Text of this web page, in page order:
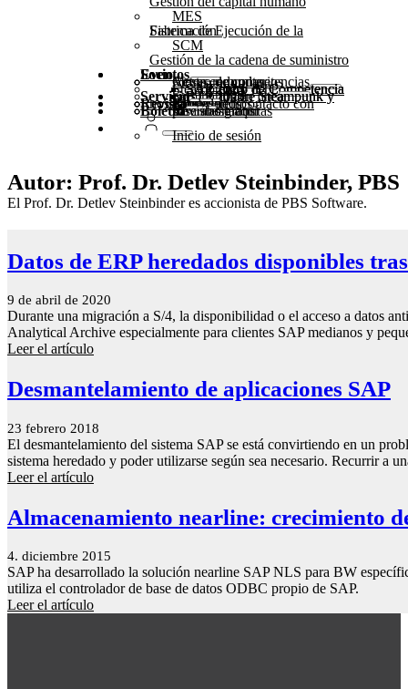
MES
Sistema de Ejecución de la Fabricación
SCM
Gestión de la cadena de suministro
Socio
EventosActos comunitarios
Mesas redondas
Centro de competencias
Centro de Competencia SAP 2025
Centro de Competencia SAP 2024
Centro de Competencia SAP 2023
Steampunk y BTP
Cumbre Steampunk y BTP 2025
Cumbre Steampunk y BTP 2024
Seminarios en línea
ServicioGlosario
Formularios
Póngase en contacto con nosotrosKit de medios
Revistasuscríbase aquí
para abonados
Revistas gratuitas
Boletín
Inicio de sesión
Autor: Prof. Dr. Detlev Steinbinder, PBS
El Prof. Dr. Detlev Steinbinder es accionista de PBS Software.
Datos de ERP heredados disponibles
9 de abril de 2020
Durante una migración a S/4, la disponibilidad o el acceso a datos
Analytical Archive especialmente para clientes SAP medianos y
Leer el artículo
Desmantelamiento de aplicaciones SAP
23 febrero 2018
El desmantelamiento del sistema SAP se está convirtiendo en un
sistema heredado y poder utilizarse según sea necesario. Recurrir a
Leer el artículo
Almacenamiento nearline: crecimiento
4. diciembre 2015
SAP ha desarrollado la solución nearline SAP NLS para BW
utiliza el controlador de base de datos ODBC propio de SAP.
Leer el artículo